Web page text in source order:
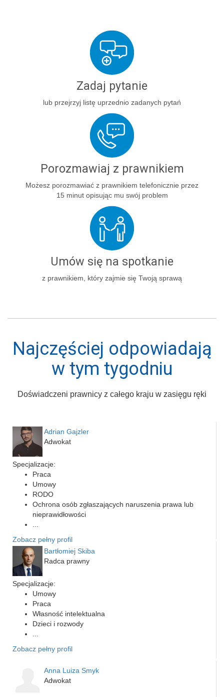
Zadaj pytanie
lub przejrzyj listę uprzednio zadanych pytań
Porozmawiaj z prawnikiem
Możesz porozmawiać z prawnikiem telefonicznie przez
15 minut opisując mu swój problem
Umów się na spotkanie
z prawnikiem, który zajmie się Twoją sprawą
Najczęściej odpowiadają
w tym tygodniu
Doświadczeni prawnicy z całego kraju w zasięgu ręki
Adrian Gajzler
Adwokat
Specjalizacje:
Praca
Umowy
RODO
Ochrona osób zgłaszających naruszenia prawa lub
nieprawidłowości
Zobacz pełny profil
Bartłomiej Skiba
Radca prawny
Specjalizacje:
Umowy
Praca
Własność intelektualna
Dzieci i rozwody
Zobacz pełny profil
Anna Luiza Smyk
Adwokat